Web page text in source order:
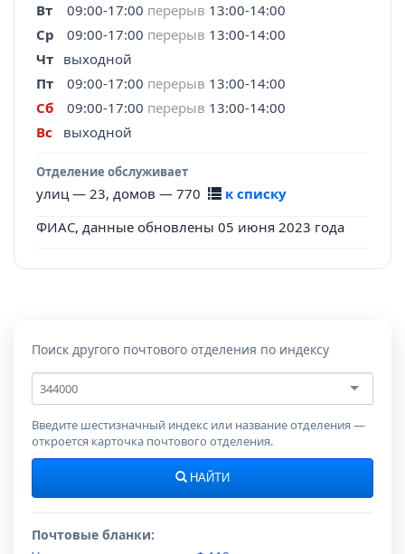
Вт
09:00-17:00 перерыв 13:00-14:00
Ср
09:00-17:00 перерыв 13:00-14:00
Чт выходной
Пт
09:00-17:00 перерыв 13:00-14:00
Сб
09:00-17:00 перерыв 13:00-14:00
Вс
выходной
Отделение обслуживает
улиц — 23, домов — 770 к списку
ФИАС, данные обновлены 05 июня 2023 года
Поиск другого почтового отделения по индексу
Почтовый
индекс
Введите шестизначный индекс или название отделения —
откроется карточка почтового отделения.
НАЙТИ
Почтовые бланки: